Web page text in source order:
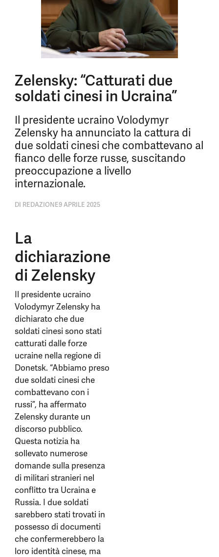
Zelensky: “Catturati due
soldati cinesi in Ucraina”
Il presidente ucraino Volodymyr
Zelensky ha annunciato la cattura di
due soldati cinesi che combattevano al
fianco delle forze russe, suscitando
preoccupazione a livello
internazionale.
DI REDAZIONE9 APRILE 2025
La
dichiarazione
di Zelensky
Il presidente ucraino
Volodymyr Zelensky ha
dichiarato che due
soldati cinesi sono stati
catturati dalle forze
ucraine nella regione di
Donetsk. “Abbiamo preso
due soldati cinesi che
combattevano con i
russi”, ha affermato
Zelensky durante un
discorso pubblico.
Questa notizia ha
sollevato numerose
domande sulla presenza
di militari stranieri nel
conflitto tra Ucraina e
Russia. I due soldati
sarebbero stati trovati in
possesso di documenti
che confermerebbero la
loro identità cinese, ma